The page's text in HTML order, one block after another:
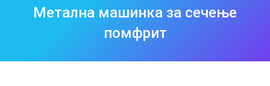
Метална машинка за сечење
помфрит